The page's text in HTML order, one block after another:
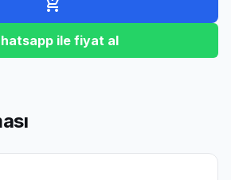
ile fiyat al